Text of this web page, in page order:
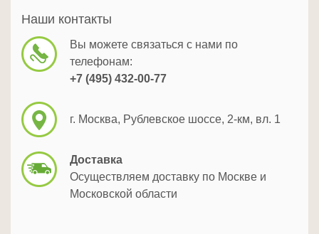
Наши контакты
Вы можете связаться с нами по
телефонам:
+7 (495) 432-00-77
г. Москва, Рублевское шоссе, 2-км, вл. 1
Доставка
Осуществляем доставку по Москве и
Московской области